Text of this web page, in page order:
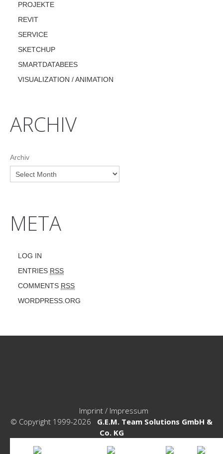
PROJEKTE
REVIT
SERVICE
SKETCHUP
SMARTDATABEES
VISUALIZATION / ANIMATION
ARCHIV
Archiv
META
LOG IN
ENTRIES RSS
COMMENTS RSS
WORDPRESS.ORG
Imprint / Impressum
© Copyright 1999-2026 G.E.M. Team Solutions GmbH &
Co. KG